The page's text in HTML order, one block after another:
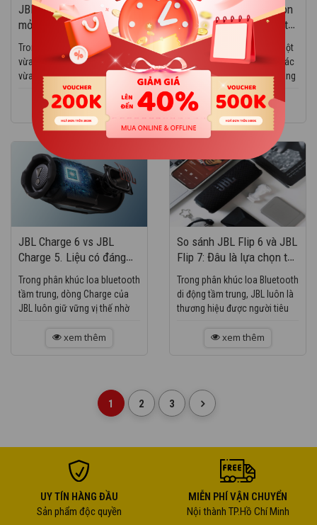
JBL Sense Lite – Tai nghe
mở (Open-Ear) Bluetooth
mới với âm bass sống
động & đeo thoải mái
suốt ngày
Trong thời đại mà người dùng
vừa muốn tận hưởng âm nhạc
vừa muốn nhận biết môi
trường xung quanh, JBL Sense
Lite ra mắt như một giải pháp
tai nghe mở (open-ear)...
xem thêm
Đánh giá Harman Kardon
Onyx 9 – Đẳng cấp thiết
kế, bứt phá âm thanh
Harman Kardon Onyx 9 là một
bước tiến vượt bậc so với các
thế hệ trước – không chỉ nâng
cấp về công nghệ mà còn cải
tiến sâu về chất âm và trải
nghiệm...
xem thêm
JBL Charge 6 vs JBL
Charge 5. Liệu có đáng
để nâng cấp?
Trong phân khúc loa bluetooth
tầm trung, dòng Charge của
JBL luôn giữ vững vị thế nhờ
bền bỉ và thời lượng pin ấn
xem thêm
So sánh JBL Flip 6 và JBL
Flip 7: Đâu là lựa chọn tốt
hơn cho người yêu âm
nhạc di động?
Trong phân khúc loa Bluetooth
di động tầm trung, JBL luôn là
thương hiệu được người tiêu
âm thanh ổn định, thiết kế bền
xem thêm
1 2 3
UY TÍN HÀNG ĐẦU
Sản phẩm độc quyền
MIỄN PHÍ VẬN CHUYỂN
Nội thành TP.Hồ Chí Minh